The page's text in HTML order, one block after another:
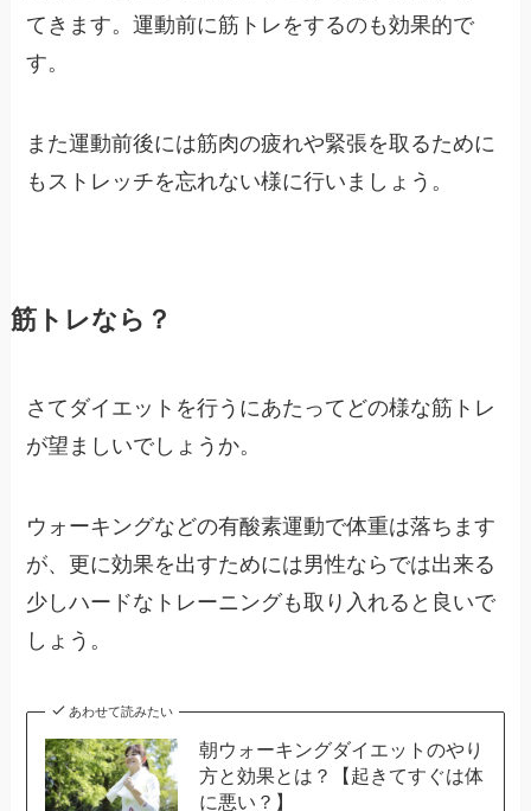
てきます。運動前に筋トレをするのも効果的で
す。
また運動前後には筋肉の疲れや緊張を取るために
もストレッチを忘れない様に行いましょう。
筋トレなら？
さてダイエットを行うにあたってどの様な筋トレ
が望ましいでしょうか。
ウォーキングなどの有酸素運動で体重は落ちます
が、更に効果を出すためには男性ならでは出来る
少しハードなトレーニングも取り入れると良いで
しょう。
あわせて読みたい
朝ウォーキングダイエットのやり
方と効果とは？【起きてすぐは体
に悪い？】